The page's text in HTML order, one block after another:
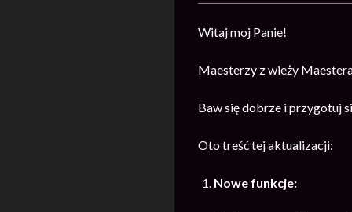
Witaj moj Panie!
Maesterzy z wieży
Baw się dobrze i przygotuj
Oto treść tej aktualizacji:
Nowe funkcje: